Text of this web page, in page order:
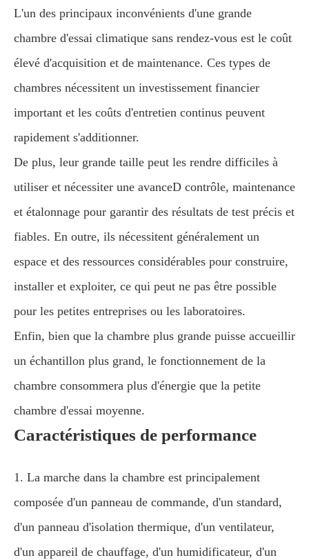
L'un des principaux inconvénients d'une grande
chambre d'essai climatique sans rendez-vous est le coût
élevé d'acquisition et de maintenance. Ces types de
chambres nécessitent un investissement financier
important et les coûts d'entretien continus peuvent
rapidement s'additionner.
De plus, leur grande taille peut les rendre difficiles à
utiliser et nécessiter une avanceD contrôle, maintenance
et étalonnage pour garantir des résultats de test précis et
fiables. En outre, ils nécessitent généralement un
espace et des ressources considérables pour construire,
installer et exploiter, ce qui peut ne pas être possible
pour les petites entreprises ou les laboratoires.
Enfin, bien que la chambre plus grande puisse accueillir
un échantillon plus grand, le fonctionnement de la
chambre consommera plus d'énergie que la petite
chambre d'essai moyenne.
Caractéristiques de performance
1. La marche dans la chambre est principalement
composée d'un panneau de commande, d'un standard,
d'un panneau d'isolation thermique, d'un ventilateur,
d'un appareil de chauffage, d'un humidificateur, d'un